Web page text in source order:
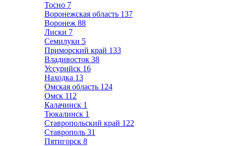
Тосно 7
Воронежская область 137
Воронеж 88
Лиски 7
Семилуки 5
Приморский край 133
Владивосток 38
Уссурийск 16
Находка 13
Омская область 124
Омск 112
Калачинск 1
Тюкалинск 1
Ставропольский край 122
Ставрополь 31
Пятигорск 8